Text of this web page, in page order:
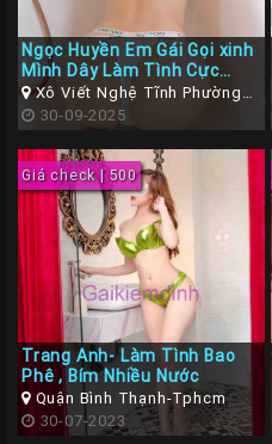
Gòn
Gái
Gọi
Đà
Nẵng
Gái
Gọi
Hà
Nội
Các
TP
Miền
Nam
Ngọc Huyền Em Gái Gọi xinh
Mình Dây Làm Tình Cực
Chất
Xô Viết Nghệ Tĩnh Phường
26, Quận Bình Thạnh, Thành
30-09-2025
Giá check | 500
Trang Anh- Làm Tình Bao
Phê , Bím Nhiều Nước
Quận Bình Thạnh-Tphcm
30-07-2023